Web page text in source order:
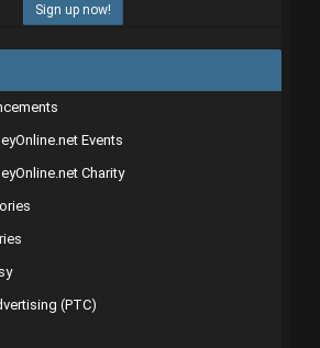
Sign up now!
Events
Charity
(PTC)